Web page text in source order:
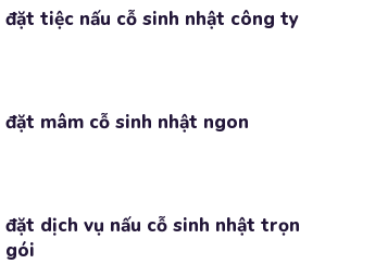
đặt tiệc nấu cỗ sinh nhật công ty
đặt mâm cỗ sinh nhật ngon
đặt dịch vụ nấu cỗ sinh nhật trọn
gói